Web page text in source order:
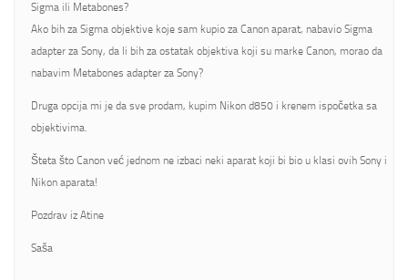
Sigma ili Metabones?
Ako bih za Sigma objektive koje sam kupio za Canon aparat, nabavio Sigma
adapter za Sony, da li bih za ostatak objektiva koji su marke Canon, morao da
nabavim Metabones adapter za Sony?
Druga opcija mi je da sve prodam, kupim Nikon d850 i krenem ispočetka sa
objektivima.
Šteta što Canon već jednom ne izbaci neki aparat koji bi bio u klasi ovih Sony i
Nikon aparata!
Pozdrav iz Atine
Saša